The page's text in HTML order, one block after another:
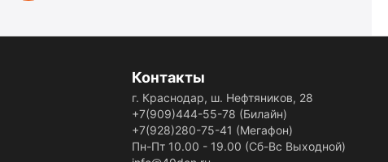
Контакты
г. Краснодар, ш. Нефтяников, 28
+7(909)444-55-78 (Билайн)
+7(928)280-75-41 (Мегафон)
Пн-Пт 10.00 - 19.00 (Сб-Вс Выходной)